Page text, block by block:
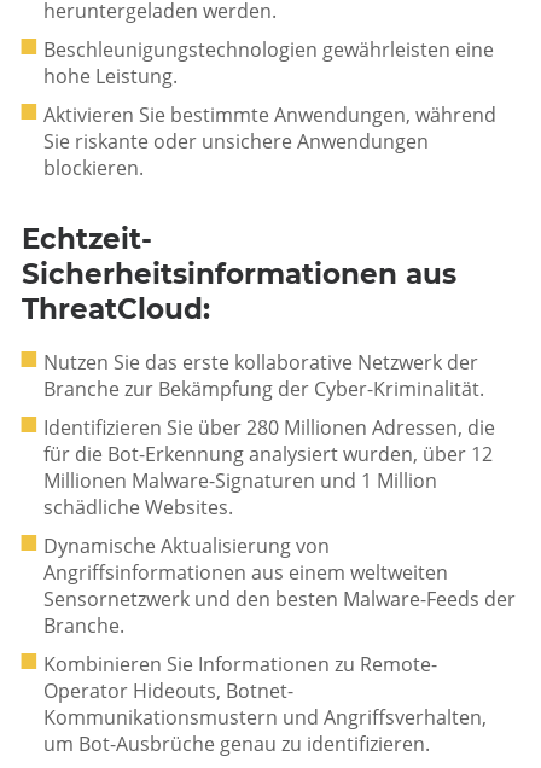
heruntergeladen werden.
Beschleunigungstechnologien gewährleisten eine
hohe Leistung.
Aktivieren Sie bestimmte Anwendungen, während
Sie riskante oder unsichere Anwendungen
blockieren.
Echtzeit-
Sicherheitsinformationen aus
ThreatCloud:
Nutzen Sie das erste kollaborative Netzwerk der
Branche zur Bekämpfung der Cyber-Kriminalität.
Identifizieren Sie über 280 Millionen Adressen, die
für die Bot-Erkennung analysiert wurden, über 12
Millionen Malware-Signaturen und 1 Million
schädliche Websites.
Dynamische Aktualisierung von
Angriffsinformationen aus einem weltweiten
Sensornetzwerk und den besten Malware-Feeds der
Branche.
Kombinieren Sie Informationen zu Remote-
Operator Hideouts, Botnet-
Kommunikationsmustern und Angriffsverhalten,
um Bot-Ausbrüche genau zu identifizieren.